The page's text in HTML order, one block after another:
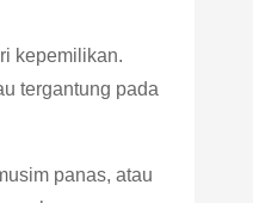
kepemilikan.
tergantung pada
panas, atau